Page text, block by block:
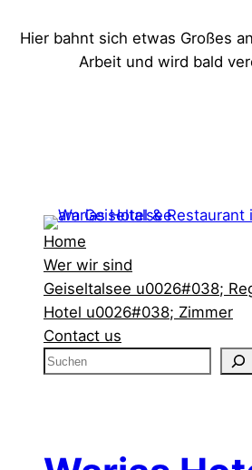
Hier bahnt sich etwas Großes
Arbeit und wird bald
Home
Wer wir sind
Geiseltalsee u0026#038;
Hotel u0026#038; Zimmer
Contact us
S
e